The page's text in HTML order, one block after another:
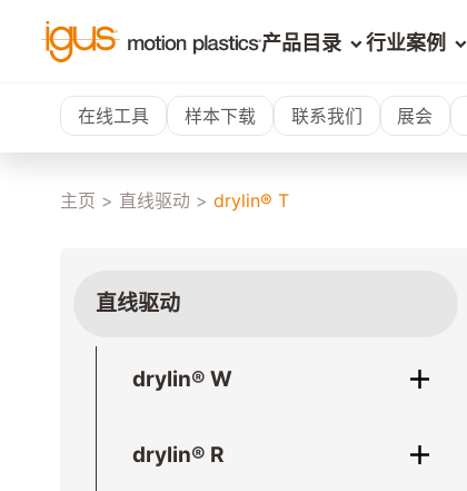
产品目录 行业案例
在线工具 样本下载 联系我们 展会
主页 > 直线驱动 > drylin® T
直线驱动
drylin® W
drylin® R